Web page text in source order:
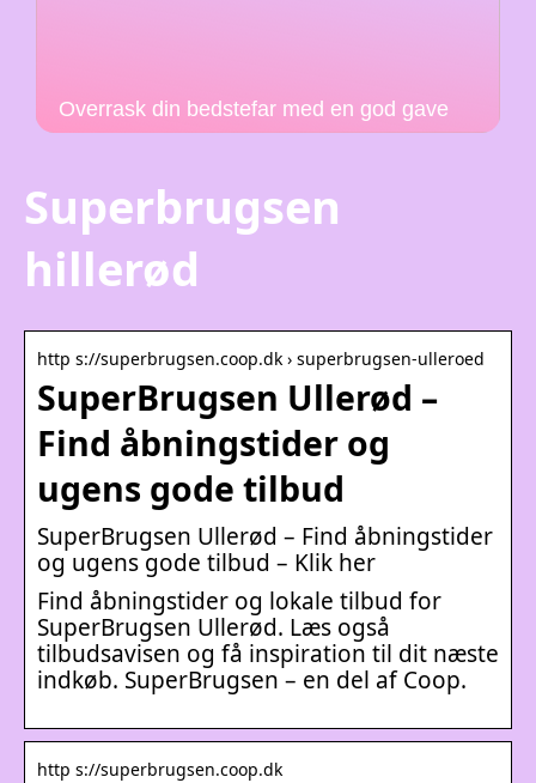
Overrask din bedstefar med en god gave
Superbrugsen
hillerød
http s://superbrugsen.coop.dk › superbrugsen-ulleroed
SuperBrugsen Ullerød –
Find åbningstider og
ugens gode tilbud
SuperBrugsen Ullerød – Find åbningstider
og ugens gode tilbud – Klik her
Find åbningstider og lokale tilbud for
SuperBrugsen Ullerød. Læs også
tilbudsavisen og få inspiration til dit næste
indkøb. SuperBrugsen – en del af Coop.
http s://superbrugsen.coop.dk